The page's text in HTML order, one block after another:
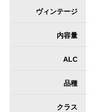
ヴィンテージ
内容量
ALC
品種
クラス